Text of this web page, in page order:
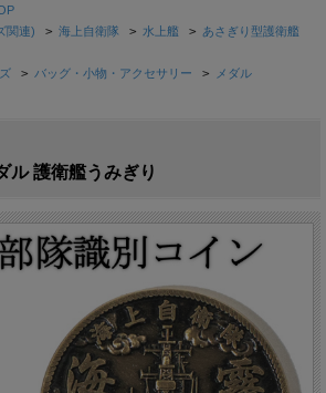
関連) > 海上自衛隊 > 水上艦 > あさぎり型護衛艦
> バッグ・小物・アクセサリー > メダル
ル 護衛艦うみぎり